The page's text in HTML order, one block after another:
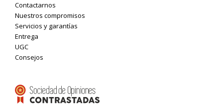
Contactarnos
Nuestros compromisos
Servicios y garantías
Entrega
UGC
Consejos